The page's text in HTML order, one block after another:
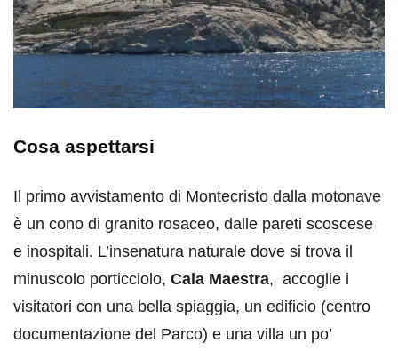
Cosa aspettarsi
Il primo avvistamento di Montecristo dalla motonave
è un cono di granito rosaceo, dalle pareti scoscese
e inospitali. L’insenatura naturale dove si trova il
minuscolo porticciolo, Cala Maestra, accoglie i
visitatori con una bella spiaggia, un edificio (centro
documentazione del Parco) e una villa un po’